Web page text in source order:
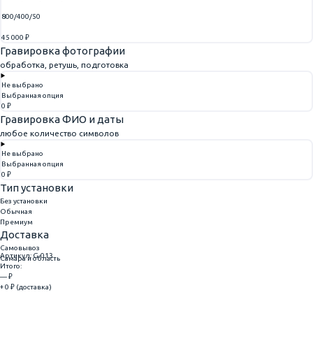
800/400/50
45 000 ₽
Гравировка фотографии
обработка, ретушь, подготовка
Не выбрано
Выбранная опция
0 ₽
Гравировка ФИО и даты
любое количество символов
Не выбрано
Выбранная опция
0 ₽
Тип установки
Без установки
Обычная
Премиум
Доставка
Самовывоз
Самара и область
Артикул: G-013
Итого:
— ₽
+ 0 ₽ (доставка)